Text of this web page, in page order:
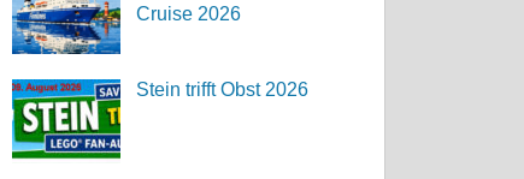
Cruise 2026
Stein trifft Obst 2026